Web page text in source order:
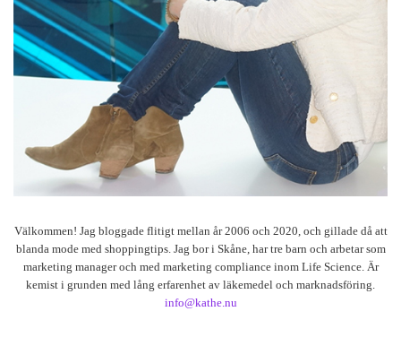
Välkommen! Jag bloggade flitigt mellan år 2006 och 2020, och gillade då att
blanda mode med shoppingtips. Jag bor i Skåne, har tre barn och arbetar som
marketing manager och med marketing compliance inom Life Science. Är
kemist i grunden med lång erfarenhet av läkemedel och marknadsföring.
info@kathe.nu